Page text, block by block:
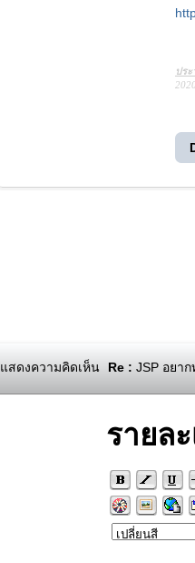
ปร
แสดงความคิดเห็น Re : JSP อยา
รายล